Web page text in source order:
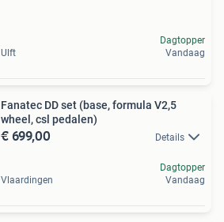
Ulft
Dagtopper
Vandaag
Fanatec DD set (base, formula V2,5
wheel, csl pedalen)
€ 699,00 Details
Vlaardingen
Dagtopper
Vandaag